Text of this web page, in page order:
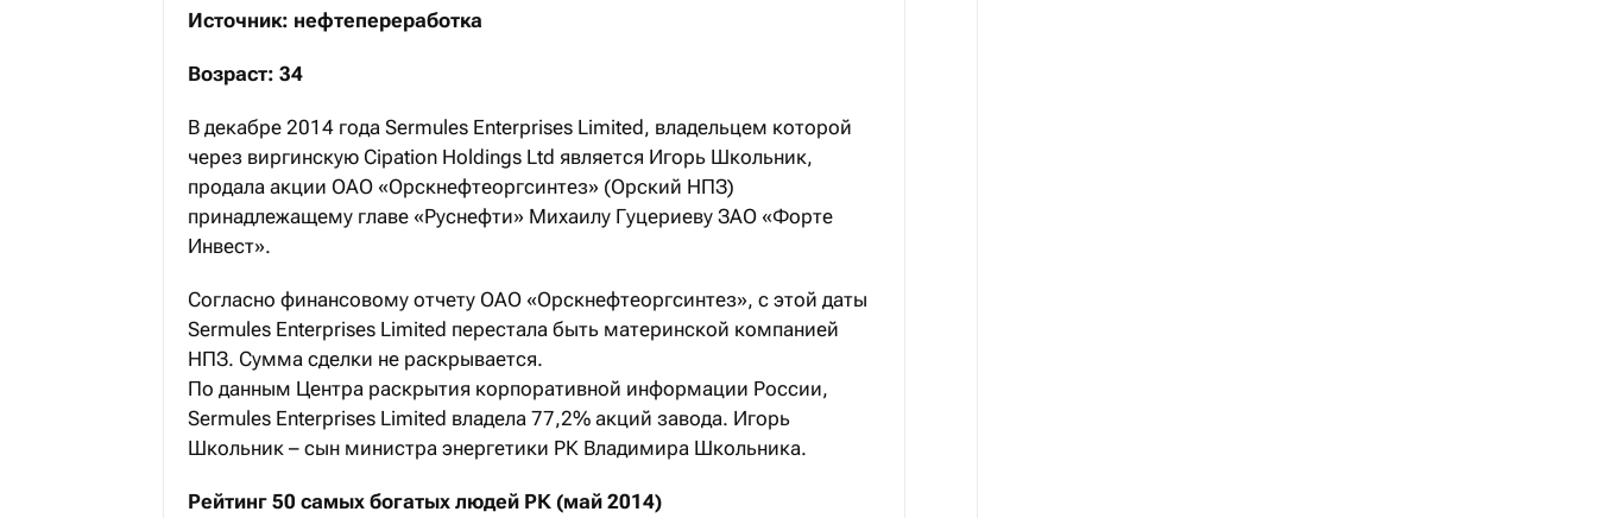
Источник: нефтепереработка
Возраст: 34
В декабре 2014 года Sermules Enterprises Limited, владельцем которой
через виргинскую Cipation Holdings Ltd является Игорь Школьник,
продала акции ОАО «Орскнефтеоргсинтез» (Орский НПЗ)
принадлежащему главе «Руснефти» Михаилу Гуцериеву ЗАО «Форте
Инвест».
Согласно финансовому отчету ОАО «Орскнефтеоргсинтез», с этой даты
Sermules Enterprises Limited перестала быть материнской компанией
НПЗ. Сумма сделки не раскрывается.
По данным Центра раскрытия корпоративной информации России,
Sermules Enterprises Limited владела 77,2% акций завода. Игорь
Школьник – сын министра энергетики РК Владимира Школьника.
Рейтинг 50 самых богатых людей РК (май 2014)